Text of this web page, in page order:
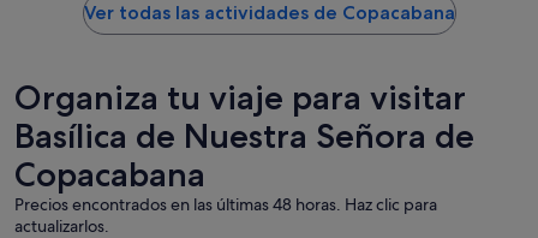
Ver todas las actividades de Copacabana
Organiza tu viaje para visitar
Basílica de Nuestra Señora de
Copacabana
Precios encontrados en las últimas 48 horas. Haz clic para
actualizarlos.